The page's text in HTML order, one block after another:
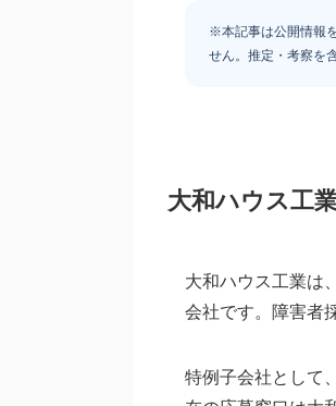
※本記事は公開情報
せん。推定・考察を
大和ハウス工
大和ハウス工業は
会社です。障害者
特例子会社として